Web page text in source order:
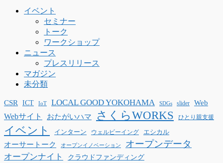
イベント
セミナー
トーク
ワークショップ
ニュース
プレスリリース
マガジン
未分類
CSR ICT IoT LOCAL GOOD YOKOHAMA SDGs slider Web
Webサイト おたがいハマ さくらWORKS ひとり親支援
イベント インターン ウェルビーイング エシカル
オーサートーク オープンイノベーション オープンデータ
オープンナイト クラウドファンディング